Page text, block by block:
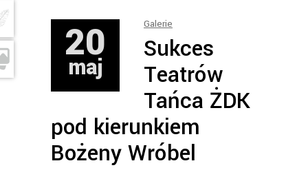
20
maj
Galerie
Sukces
Teatrów
Tańca ŻDK
pod kierunkiem
Bożeny Wróbel